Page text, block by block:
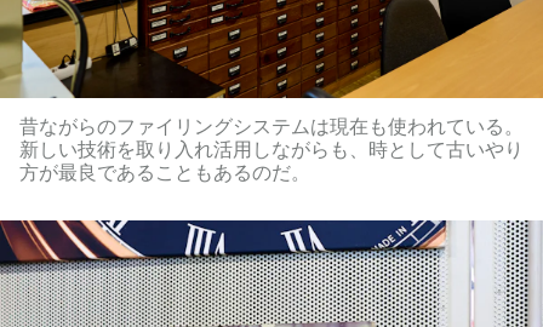
昔ながらのファイリングシステムは現在も使われている。
新しい技術を取り入れ活用しながらも、時として古いやり
方が最良であることもあるのだ。